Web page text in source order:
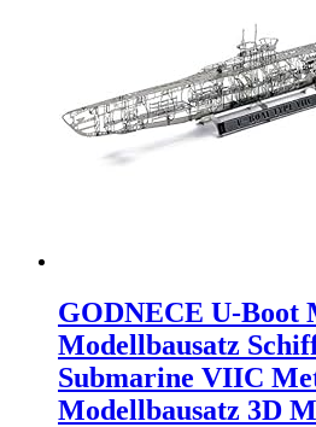
GODNECE U-Boot
Modellbausatz
Submarine VIIC
Modellbausatz 3D